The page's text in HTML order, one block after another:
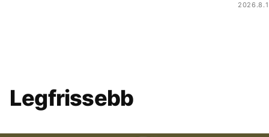
Legfrissebb